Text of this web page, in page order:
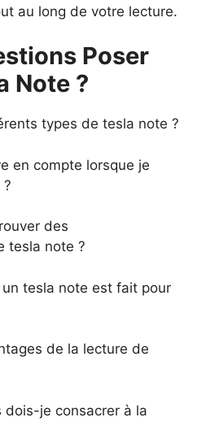
au long de votre lecture.
Poser
Note ?
types de tesla note ?
en compte lorsque je
des
tesla note ?
tesla note est fait pour
de la lecture de
dois-je consacrer à la